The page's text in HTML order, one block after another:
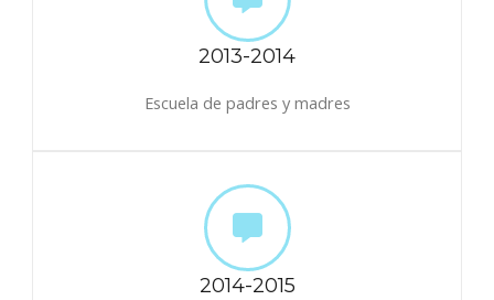
2013-2014
Escuela de padres y madres
2014-2015